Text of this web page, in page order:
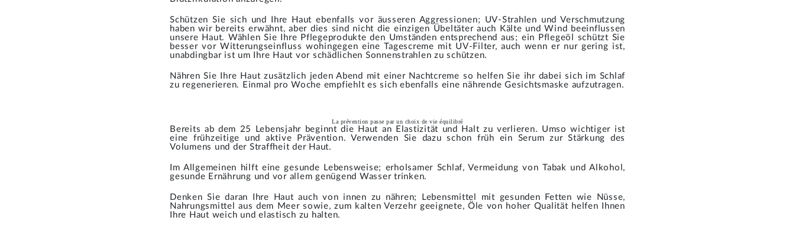
Schützen Sie sich und Ihre Haut ebenfalls vor äusseren Aggressionen; UV-Strahlen und Verschmutzung
haben wir bereits erwähnt, aber dies sind nicht die einzigen Übeltäter auch Kälte und Wind beeinflussen
unsere Haut. Wählen Sie Ihre Pflegeprodukte den Umständen entsprechend aus; ein Pflegeöl schützt Sie
besser vor Witterungseinfluss wohingegen eine Tagescreme mit UV-Filter, auch wenn er nur gering ist,
unabdingbar ist um Ihre Haut vor schädlichen Sonnenstrahlen zu schützen.
Nähren Sie Ihre Haut zusätzlich jeden Abend mit einer Nachtcreme so helfen Sie ihr dabei sich im Schlaf
zu regenerieren. Einmal pro Woche empfiehlt es sich ebenfalls eine nährende Gesichtsmaske aufzutragen.
La prévention passe par un choix de vie équilibré
Bereits ab dem 25 Lebensjahr beginnt die Haut an Elastizität und Halt zu verlieren. Umso wichtiger ist
eine frühzeitige und aktive Prävention. Verwenden Sie dazu schon früh ein Serum zur Stärkung des
Volumens und der Straffheit der Haut.
Im Allgemeinen hilft eine gesunde Lebensweise; erholsamer Schlaf, Vermeidung von Tabak und Alkohol,
gesunde Ernährung und vor allem genügend Wasser trinken.
Denken Sie daran Ihre Haut auch von innen zu nähren; Lebensmittel mit gesunden Fetten wie Nüsse,
Nahrungsmittel aus dem Meer sowie, zum kalten Verzehr geeignete, Öle von hoher Qualität helfen Ihnen
Ihre Haut weich und elastisch zu halten.